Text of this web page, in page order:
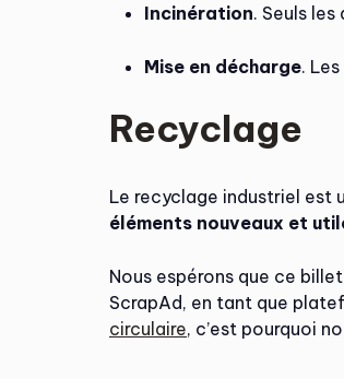
Incinération. Seuls
Mise en décharge.
Recyclage
Le recyclage industriel est
éléments nouveaux et
Nous espérons que ce
ScrapAd, en tant que
circulaire, c’est pourquoi